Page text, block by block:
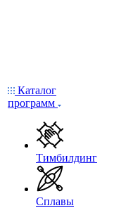
Каталог
программ
Тимбилдинг
Сплавы